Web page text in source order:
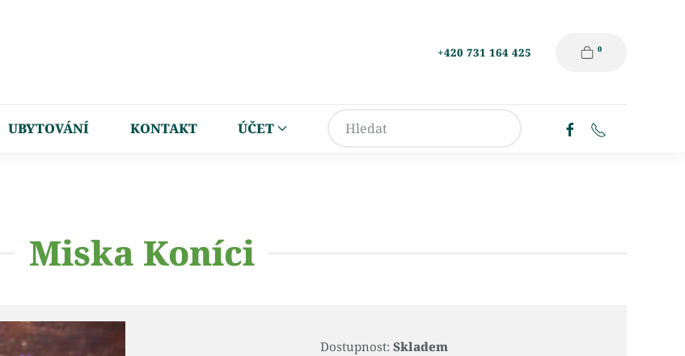
+420 731 164 425 0
UBYTOVÁNÍ KONTAKT ÚČET
Miska Koníci
Dostupnost: Skladem